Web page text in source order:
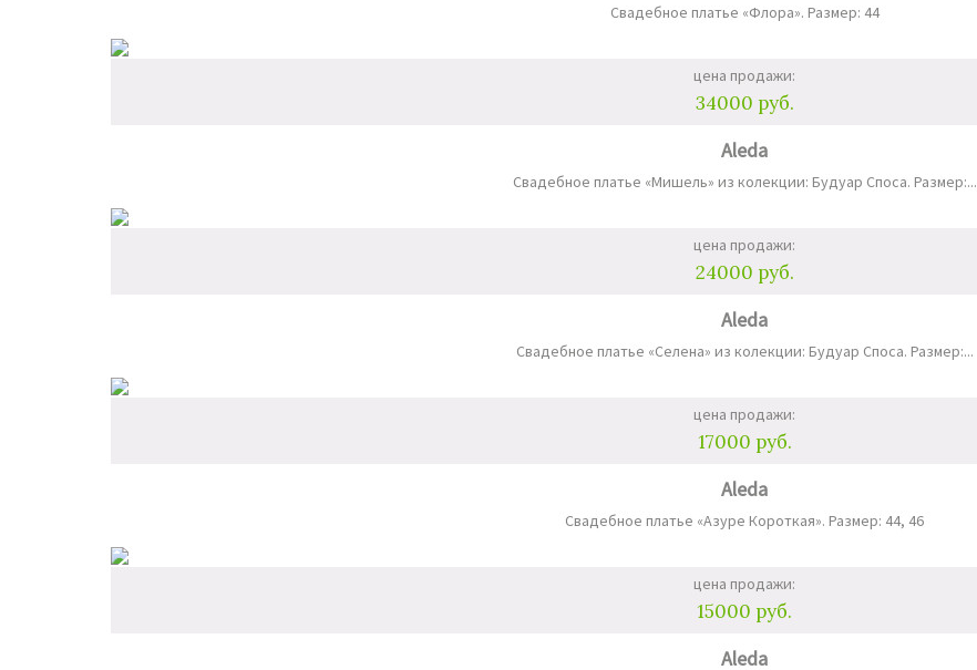
Свадебное платье «Флора». Размер: 44
цена продажи:
34000 руб.
Aleda
Свадебное платье «Мишель» из колекции: Будуар Споса. Размер:...
цена продажи:
24000 руб.
Aleda
Свадебное платье «Селена» из колекции: Будуар Споса. Размер:...
цена продажи:
17000 руб.
Aleda
Свадебное платье «Азуре Короткая». Размер: 44, 46
цена продажи:
15000 руб.
Aleda